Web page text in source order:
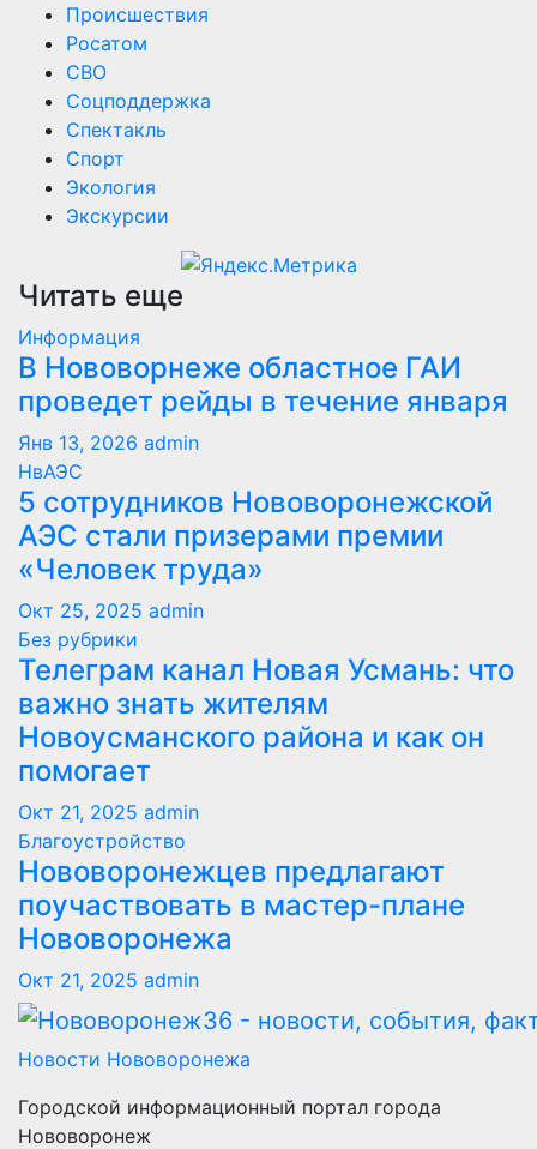
Происшествия
Росатом
СВО
Соцподдержка
Спектакль
Спорт
Экология
Экскурсии
Читать еще
Информация
В Нововорнеже областное ГАИ
проведет рейды в течение января
Янв 13, 2026 admin
НвАЭС
5 сотрудников Нововоронежской
АЭС стали призерами премии
«Человек труда»
Окт 25, 2025 admin
Без рубрики
Телеграм канал Новая Усмань: что
важно знать жителям
Новоусманского района и как он
помогает
Окт 21, 2025 admin
Благоустройство
Нововоронежцев предлагают
поучаствовать в мастер-плане
Нововоронежа
Окт 21, 2025 admin
Новости Нововоронежа
Городской информационный портал города
Нововоронеж